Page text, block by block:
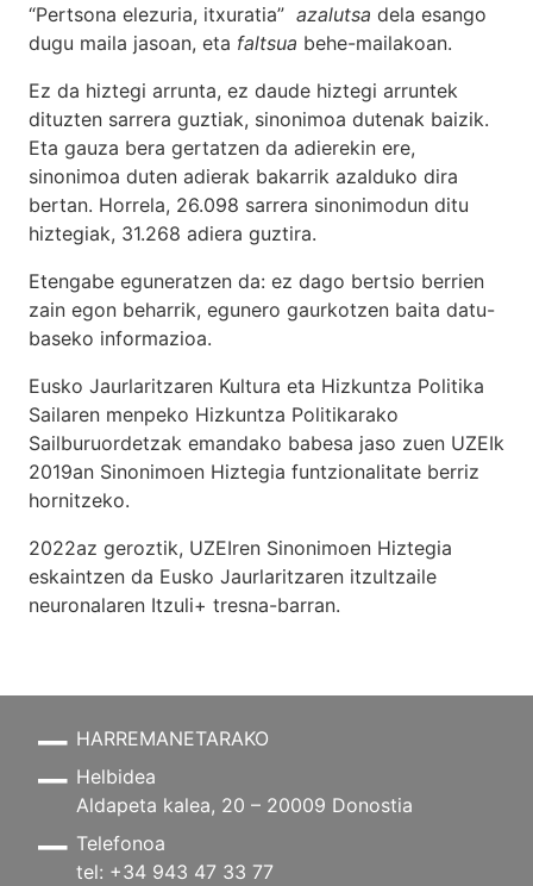
“Pertsona elezuria, itxuratia” azalutsa dela esango
dugu maila jasoan, eta faltsua behe-mailakoan.
Ez da hiztegi arrunta, ez daude hiztegi arruntek
dituzten sarrera guztiak, sinonimoa dutenak baizik.
Eta gauza bera gertatzen da adierekin ere,
sinonimoa duten adierak bakarrik azalduko dira
bertan. Horrela, 26.098 sarrera sinonimodun ditu
hiztegiak, 31.268 adiera guztira.
Etengabe eguneratzen da: ez dago bertsio berrien
zain egon beharrik, egunero gaurkotzen baita datu-
baseko informazioa.
Eusko Jaurlaritzaren Kultura eta Hizkuntza Politika
Sailaren menpeko Hizkuntza Politikarako
Sailburuordetzak emandako babesa jaso zuen UZEIk
2019an Sinonimoen Hiztegia funtzionalitate berriz
hornitzeko.
2022az geroztik, UZEIren Sinonimoen Hiztegia
eskaintzen da Eusko Jaurlaritzaren itzultzaile
neuronalaren Itzuli+ tresna-barran.
HARREMANETARAKO
Helbidea
Aldapeta kalea, 20 – 20009 Donostia
Telefonoa
tel: +34 943 47 33 77